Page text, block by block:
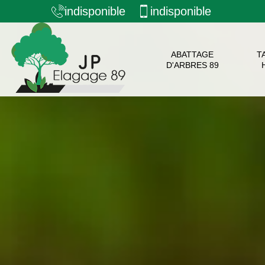
indisponible indisponible
ABATTAGE
D'ARBRES 89